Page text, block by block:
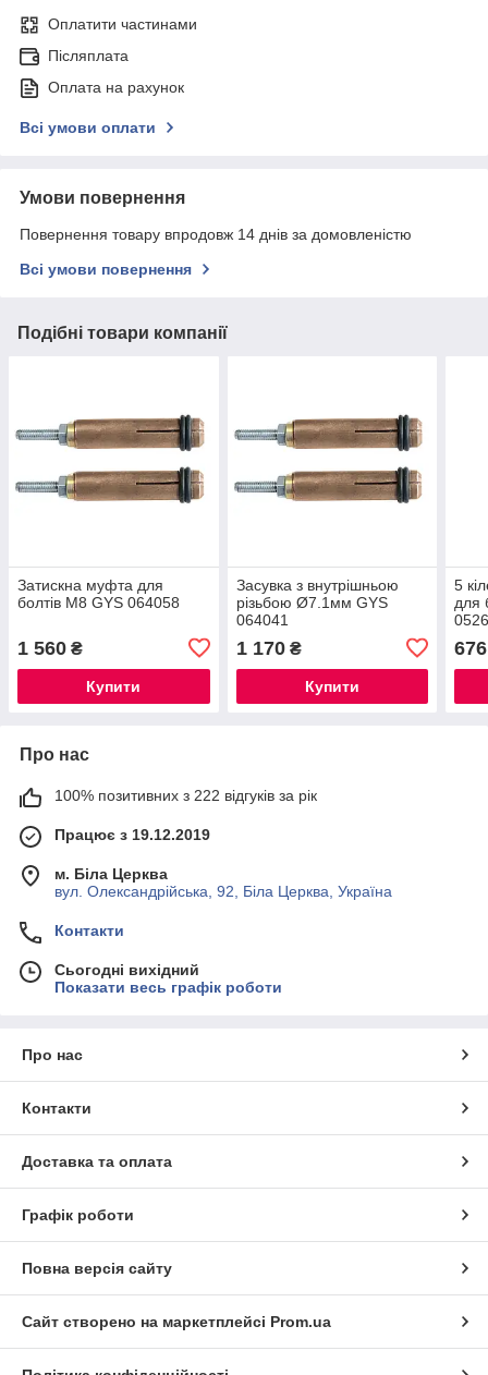
Оплатити частинами
Післяплата
Оплата на рахунок
Всі умови оплати
Умови повернення
Повернення товару впродовж 14 днів за домовленістю
Всі умови повернення
Подібні товари компанії
Затискна муфта для
болтів М8 GYS 064058
1 560 ₴
Купити
Засувка з внутрішньою
різьбою Ø7.1мм GYS
064041
1 170₴
Купити
5
для
676
Про нас
100% позитивних з 222 відгуків за рік
Працює з 19.12.2019
м. Біла Церква
вул. Олександрійська, 92, Біла Церква, Україна
Контакти
Сьогодні вихідний
Показати весь графік роботи
Про нас
Контакти
Доставка та оплата
Графік роботи
Повна версія сайту
Сайт створено на маркетплейсі Prom.ua